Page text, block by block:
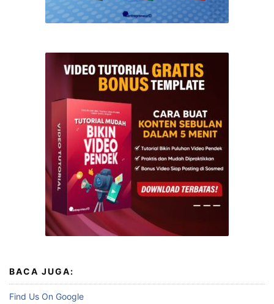
BACA JUGA:
Find Us On Google